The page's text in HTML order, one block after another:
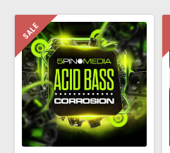
ソフトウェア／ツール »
DAW »
効果音 »
特集 »
ニュースレター »
SONICWIREブログ »
製品サポート情報 »
DTMガイド »
FAQ »
お問い合わせ »
ソフト音源 プラグイン・エ
ソフトウェア／ツール
メーカー
フォーマット
ランキング